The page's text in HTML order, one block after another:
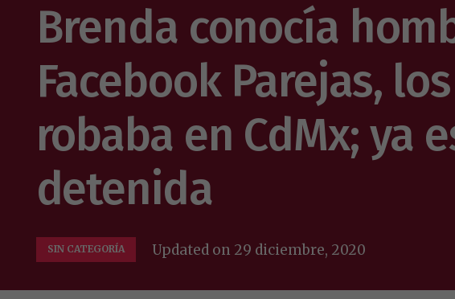
Brenda conocía
Facebook Parejas,
robaba en CdMx; ya
detenida
SIN CATEGORÍA Updated on 29 diciembre, 2020